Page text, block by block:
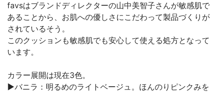
favsはブランドディレクターの山中美智子さんが敏感肌で
あることから、お肌への優しさにこだわって製品づくりが
されているそう。
このクッションも敏感肌でも安心して使える処方となって
います。
カラー展開は現在3色。
▶︎バニラ：明るめのライトベージュ。ほんのりピンクみを